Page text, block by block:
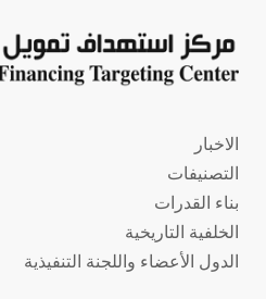
Main
navigation
الاخبار
التصنيفات
بناء القدرات
الخلفية التاريخية
الدول الأعضاء واللجنة التنفيذية